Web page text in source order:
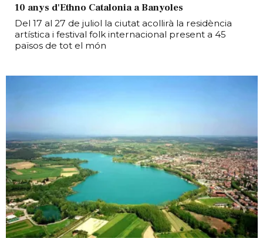
10 anys d'Ethno Catalonia a Banyoles
Del 17 al 27 de juliol la ciutat acollirà la residència
artística i festival folk internacional present a 45
països de tot el món